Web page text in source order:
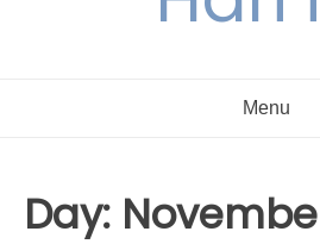
Menu
Day: